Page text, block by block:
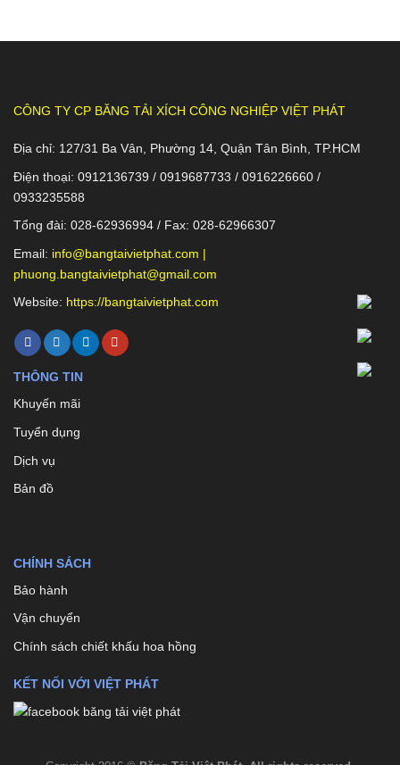
CÔNG TY CP BĂNG TẢI XÍCH CÔNG NGHIỆP VIỆT PHÁT
Địa chỉ: 127/31 Ba Vân, Phường 14, Quận Tân Bình, TP.HCM
Điện thoại: 0912136739 / 0919687733 / 0916226660 /
0933235588
Tổng đài: 028-62936994 / Fax: 028-62966307
Email: info@bangtaivietphat.com |
phuong.bangtaivietphat@gmail.com
Website: https://bangtaivietphat.com
THÔNG TIN
Khuyến mãi
Tuyển dụng
Dịch vụ
Bản đồ
CHÍNH SÁCH
Bảo hành
Vận chuyển
Chính sách chiết khấu hoa hồng
KẾT NỐI VỚI VIỆT PHÁT